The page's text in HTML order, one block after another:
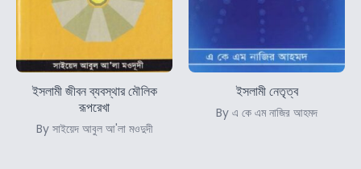
ইসলামী জীবন ব্যবস্থার মৌলিক
রূপরেখা
By সাইয়েদ আবুল আ'লা মওদুদী
ইসলামী নেতৃত্ব
By এ কে এম নাজির আহমদ